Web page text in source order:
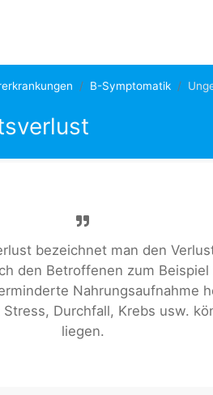
B-Symptomatik
bezeichnet man den
den Betroffenen zum
Nahrungsaufnahme
Durchfall, Krebs usw.
liegen.